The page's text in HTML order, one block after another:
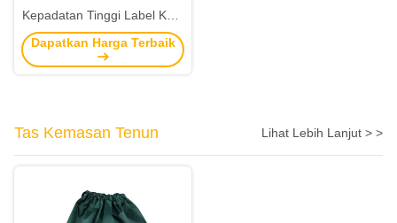
Kepadatan Tinggi Label Kain
Logo Utama Untuk Topi
Dapatkan Harga Terbaik
Tas Kemasan Tenun Lihat Lebih Lanjut > >